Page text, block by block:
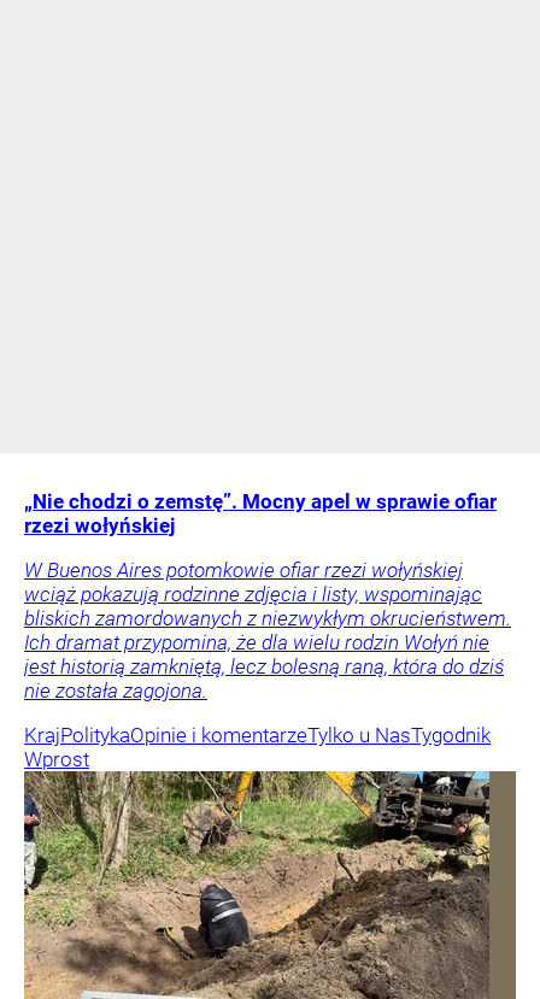
„Nie chodzi o zemstę”. Mocny apel w sprawie ofiar
rzezi wołyńskiej
W Buenos Aires potomkowie ofiar rzezi wołyńskiej
wciąż pokazują rodzinne zdjęcia i listy, wspominając
bliskich zamordowanych z niezwykłym okrucieństwem.
Ich dramat przypomina, że dla wielu rodzin Wołyń nie
jest historią zamkniętą, lecz bolesną raną, która do dziś
nie została zagojona.
KrajPolitykaOpinie i komentarzeTylko u NasTygodnik
Wprost